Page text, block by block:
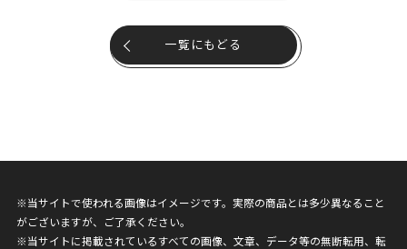
一覧にもどる
※当サイトで使われる画像はイメージです。実際の商品とは多少異なること
がございますが、ご了承ください。
※当サイトに掲載されているすべての画像、文章、データ等の無断転用、転